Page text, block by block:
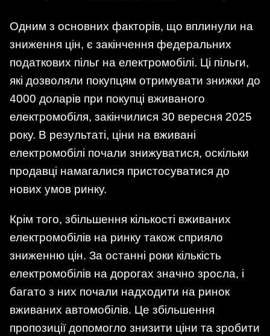
Одним з основних факторів, що вплинули на
зниження цін, є закінчення федеральних
податкових пільг на електромобілі. Ці пільги,
які дозволяли покупцям отримувати знижки до
4000 доларів при покупці вживаного
електромобіля, закінчилися 30 вересня 2025
року. В результаті, ціни на вживані
електромобілі почали знижуватися, оскільки
продавці намагалися пристосуватися до
нових умов ринку.
Крім того, збільшення кількості вживаних
електромобілів на ринку також сприяло
зниженню цін. За останні роки кількість
електромобілів на дорогах значно зросла, і
багато з них почали надходити на ринок
вживаних автомобілів. Це збільшення
пропозиції допомогло знизити ціни та зробити